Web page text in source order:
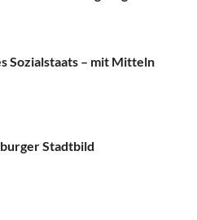
Sozialstaats – mit Mitteln
Stadtbild